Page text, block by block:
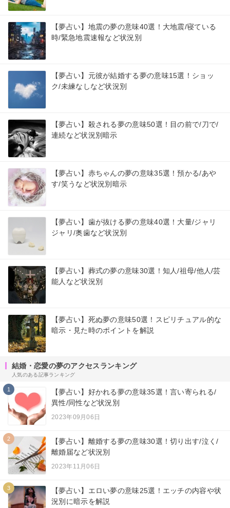
【夢占い】地震の夢の意味40選！大地震/寝ている
時/緊急地震速報など状況別
【夢占い】元彼が結婚する夢の意味15選！ショッ
ク/未練なしなど状況別
【夢占い】殺される夢の意味50選！目の前で/刀で/
連続など状況別暗示
【夢占い】赤ちゃんの夢の意味35選！預かる/あや
す/笑うなど状況別暗示
【夢占い】歯が抜ける夢の意味40選！大量/ジャリ
ジャリ/奥歯など状況別
【夢占い】葬式の夢の意味30選！知人/祖母/他人/芸
能人など状況別
【夢占い】死ぬ夢の意味50選！スピリチュアル的な
暗示・見た時のポイントを解説
結婚・恋愛の夢のアクセスランキング
人気のある記事ランキング
1
【夢占い】好かれる夢の意味35選！言い寄られる/
異性/同性など状況別
2023年09月06日
2
【夢占い】離婚する夢の意味30選！切り出す/泣く/
離婚届など状況別
2023年11月06日
3
【夢占い】エロい夢の意味25選！エッチの内容や状
況別に暗示を解説